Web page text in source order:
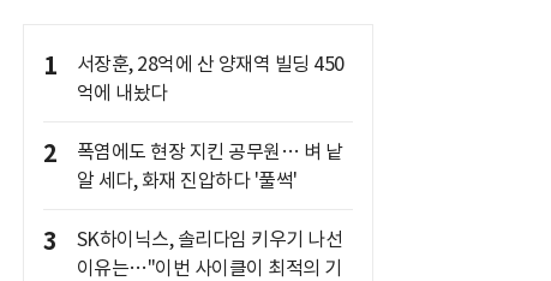
1
서장훈, 28억에 산 양재역 빌딩 450
억에 내놨다
2
폭염에도 현장 지킨 공무원… 벼 낱
알 세다, 화재 진압하다 '풀썩'
3
SK하이닉스, 솔리다임 키우기 나선
이유는…"이번 사이클이 최적의 기